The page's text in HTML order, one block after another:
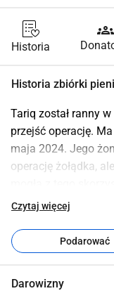
Historia
groups
Historia zbiórki
Tariq został ranny
przejść operację.
maja 2024. Jego
operację żołądka,
rodziną pod
dom, który kupił
przechowywał
Abeda, dla którego
Czytaj więcej
Podarować
Darowizny